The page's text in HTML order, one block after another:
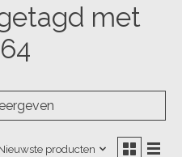
met
producten